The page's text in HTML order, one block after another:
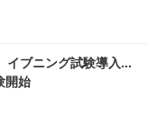
イブニング試験導入...
開始